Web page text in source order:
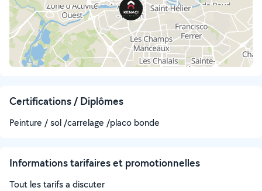
Certifications / Diplômes
Peinture / sol /carrelage /placo bonde
Informations tarifaires et promotionnelles
Tout les tarifs a discuter